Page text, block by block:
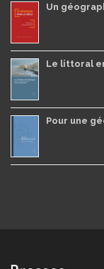
Un
Le littoral
Pour une